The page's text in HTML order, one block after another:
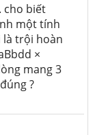
cho biết
một tính
là trội hoàn
×
mang 3
?